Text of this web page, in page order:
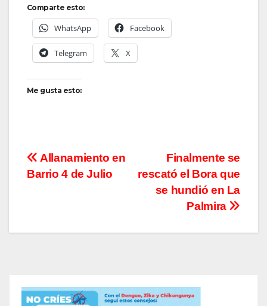
Comparte esto:
WhatsApp Facebook
Telegram X
Me gusta esto:
Navegación
Finalmente se
rescató el Bora que
se hundió en La
Palmira
Allanamiento en
Barrio 4 de Julio